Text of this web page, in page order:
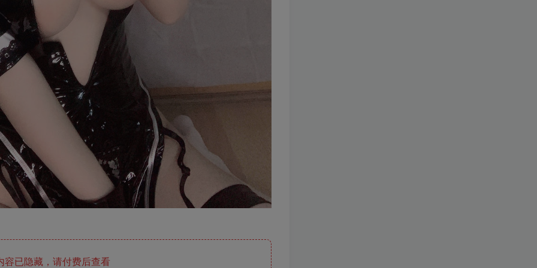
已隐藏，请付费后查看